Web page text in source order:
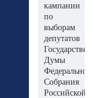
кампании
по
выборам
депутатов
Думы
Федерального
Собрания
Российской